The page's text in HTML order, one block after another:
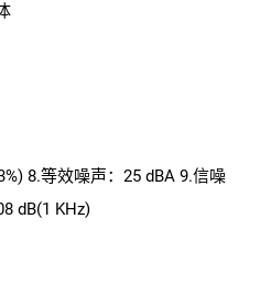
8.等效噪声：25 dBA 9.信噪
dB(1 KHz)